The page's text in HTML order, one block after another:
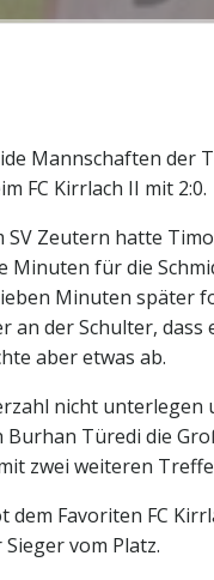
Mannschaften
FC Kirrlach II mit 2:0.
Zeutern hatte
für die
Minuten später
an der Schulter,
aber etwas ab.
nicht
Türedi die
zwei weiteren
Favoriten FC
vom Platz.